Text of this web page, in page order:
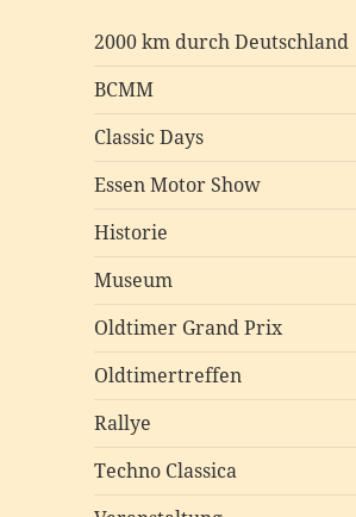
2000 km durch Deutschland
BCMM
Classic Days
Essen Motor Show
Historie
Museum
Oldtimer Grand Prix
Oldtimertreffen
Rallye
Techno Classica